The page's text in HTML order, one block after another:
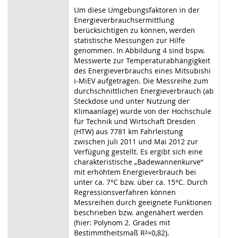
Um diese Umgebungsfaktoren in der
Energieverbrauchsermittlung
berücksichtigen zu können, werden
statistische Messungen zur Hilfe
genommen. In Abbildung 4 sind bspw.
Messwerte zur Temperaturabhängigkeit
des Energieverbrauchs eines Mitsubishi
i-MiEV aufgetragen. Die Messreihe zum
durchschnittlichen Energieverbrauch (ab
Steckdose und unter Nutzung der
Klimaanlage) wurde von der Hochschule
für Technik und Wirtschaft Dresden
(HTW) aus 7781 km Fahrleistung
zwischen Juli 2011 und Mai 2012 zur
Verfügung gestellt. Es ergibt sich eine
charakteristische „Badewannenkurve“
mit erhöhtem Energieverbrauch bei
unter ca. 7°C bzw. über ca. 15°C. Durch
Regressionsverfahren können
Messreihen durch geeignete Funktionen
beschrieben bzw. angenähert werden
(hier: Polynom 2. Grades mit
Bestimmtheitsmaß R²=0,82).